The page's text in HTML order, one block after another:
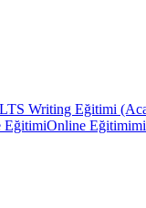
Writing Eğitimi
EğitimiOnline